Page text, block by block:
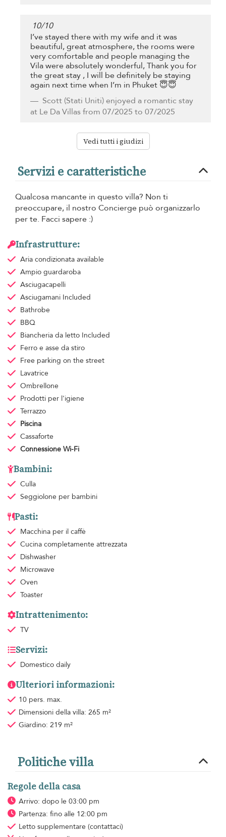
10/10
I’ve stayed there with my wife and it was
beautiful, great atmosphere, the rooms were
very comfortable and people managing the
Vila were absolutely wonderful, Thank you for
the great stay , I will be definitely be staying
again next time when I’m in Phuket 😇😇
Scott (Stati Uniti) enjoyed a romantic stay
at Le Da Villas from 07/2025 to 07/2025
Vedi tutti i giudizi
Servizi e caratteristiche
Qualcosa mancante in questo villa? Non ti
preoccupare, il nostro Concierge può organizzarlo
per te. Facci sapere :)
Infrastrutture:
Aria condizionata available
Ampio guardaroba
Asciugacapelli
Asciugamani Included
Bathrobe
BBQ
Biancheria da letto Included
Ferro e asse da stiro
Free parking on the street
Lavatrice
Ombrellone
Prodotti per l'igiene
Terrazzo
Piscina
Cassaforte
Connessione Wi-Fi
Bambini:
Culla
Seggiolone per bambini
Pasti:
Macchina per il caffè
Cucina completamente attrezzata
Dishwasher
Microwave
Oven
Toaster
Intrattenimento:
TV
Servizi:
Domestico daily
Ulteriori informazioni:
10 pers. max.
Dimensioni della villa: 265 m²
Giardino: 219 m²
Politiche villa
Regole della casa
Arrivo: dopo le 03:00 pm
Partenza: fino alle 12:00 pm
Letto supplementare (contattaci)